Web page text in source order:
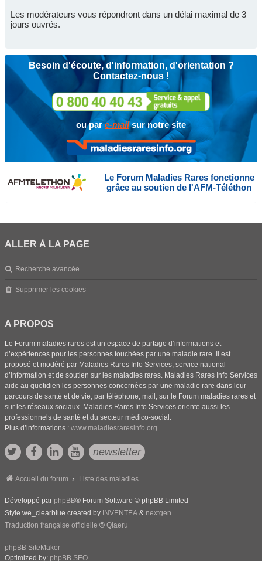
Les modérateurs vous répondront dans un délai maximal de 3
jours ouvrés.
Besoin d'écoute, d'information, d'orientation ?
Contactez-nous !
ou pare-mailsur notre site
Le Forum Maladies Rares fonctionne
grâce au soutien de l'AFM-Téléthon
ALLER À LA PAGE
Recherche avancée
Supprimer les cookies
A PROPOS
Le Forum maladies rares est un espace de partage d’informations et
d’expériences pour les personnes touchées par une maladie rare. Il est
proposé et modéré par Maladies Rares Info Services, service national
d’information et de soutien sur les maladies rares. Maladies Rares Info Services
aide au quotidien les personnes concernées par une maladie rare dans leur
parcours de santé et de vie, par téléphone, mail, sur le Forum maladies rares et
sur les réseaux sociaux. Maladies Rares Info Services oriente aussi les
professionnels de santé et du secteur médico-social.
Plus d’informations : www.maladiesraresinfo.org
newsletter
Accueil du forum Liste des maladies
Développé par phpBB® Forum Software © phpBB Limited
Style we_clearblue created by INVENTEA & nextgen
Traduction française officielle © Qiaeru
phpBB SiteMaker
Optimized by: phpBB SEO